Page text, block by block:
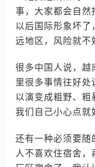
事，大家都会自然
以后国际形象坏了
远地区，风险就不
很多中国人说，越
里很多事情往好处
以演变成粗野、粗
我们自己小心点就
还有一种必须要随
人不喜欢住宿舍